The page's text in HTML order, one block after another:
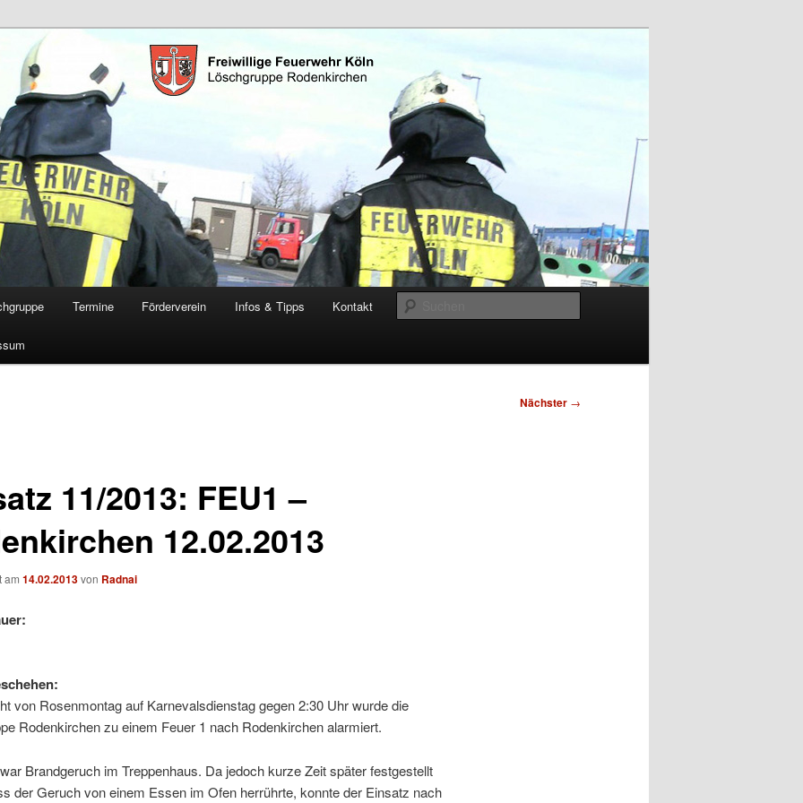
Rodenkirchen
Termine Förderverein Infos & Tipps Kontakt
Nächster →
11/2013: FEU1 –
12.02.2013
am 14.02.2013von Radnai
von Rosenmontag auf Karnevalsdienstag gegen 2:30 Uhr wurde die
Rodenkirchen zu einem Feuer 1 nach Rodenkirchen alarmiert.
Brandgeruch im Treppenhaus. Da jedoch kurze Zeit später festgestellt
der Geruch von einem Essen im Ofen herrührte, konnte der Einsatz nach